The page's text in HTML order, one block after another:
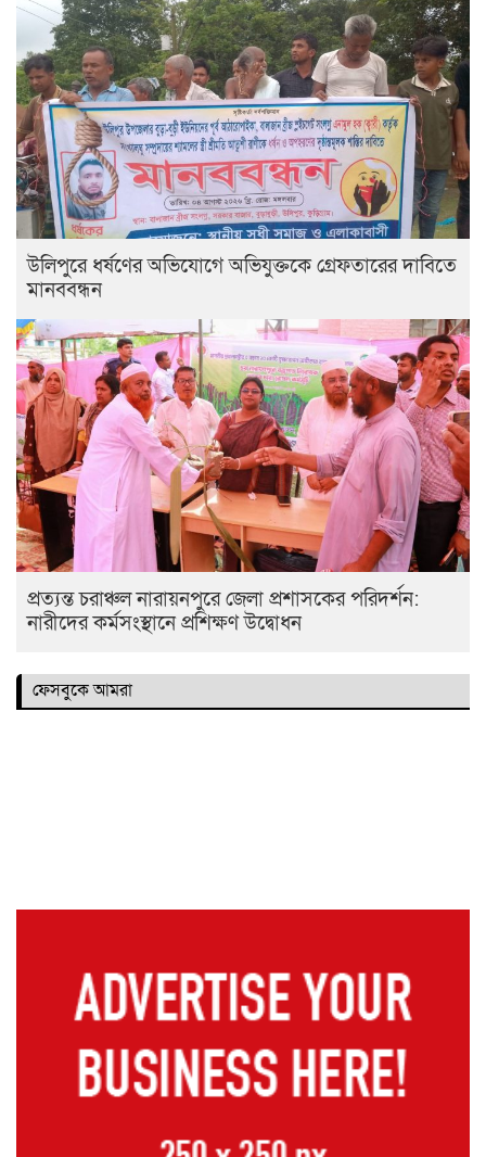
উলিপুরে ধর্ষণের অভিযোগে অভিযুক্তকে গ্রেফতারের দাবিতে
মানববন্ধন
প্রত্যন্ত চরাঞ্চল নারায়নপুরে জেলা প্রশাসকের পরিদর্শন:
নারীদের কর্মসংস্থানে প্রশিক্ষণ উদ্বোধন
ফেসবুকে আমরা